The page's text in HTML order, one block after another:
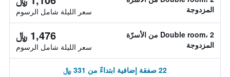
المزدوجة
سعر الليلة شامل الرسوم
Double room، 2 من الأسرّة
المزدوجة
1,476 ﷼
سعر الليلة شامل الرسوم
22 صفقة إضافية ابتداءً من 331 ﷼